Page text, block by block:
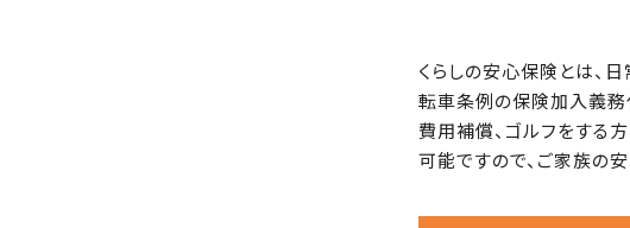
くらしの安心保険とは、
転車条例の保険加入義務
費用補償、ゴルフをする
可能ですので、ご家族の